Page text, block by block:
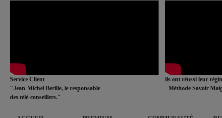
Service Client
"Jean-Michel Berille, le responsable
des télé-conseillers."
ils ont réussi leur
- Méthode Savoir